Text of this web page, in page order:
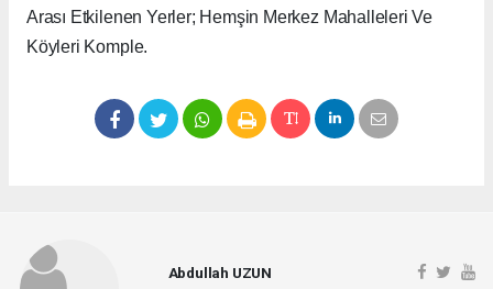
Arası Etkilenen Yerler; Hemşin Merkez Mahalleleri Ve
Köyleri Komple.
Abdullah UZUN